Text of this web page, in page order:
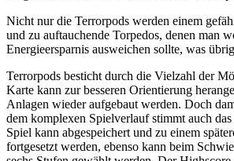
Nicht nur die Terrorpods werden einem
und zu auftauchende Torpedos, denen man
Energieersparnis ausweichen sollte, was
Terrorpods besticht durch die Vielzahl der
Karte kann zur besseren Orientierung
Anlagen wieder aufgebaut werden. Doch
dem komplexen Spielverlauf stimmt auch
Spiel kann abgespeichert und zu einem
fortgesetzt werden, ebenso kann beim